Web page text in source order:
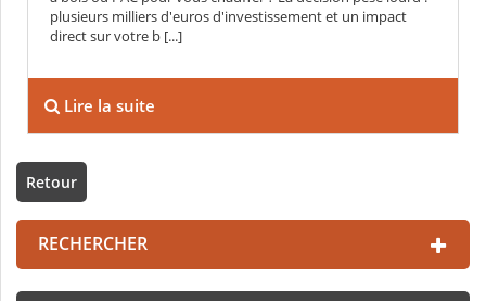
plusieurs milliers d'euros d'investissement et un impact
direct sur votre b [...]
Lire la suite
Retour
RECHERCHER